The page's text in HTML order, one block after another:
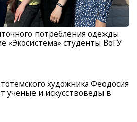
потребления одежды
«Экосистема» студенты ВоГУ
художника Феодосия
ученые и искусствоведы в